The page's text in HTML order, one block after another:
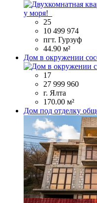
25
10 499 974
пгт. Гурзуф
44.90 м²
Дом в окружении
17
27 999 960
г. Ялта
170.00 м²
Дом под отделку